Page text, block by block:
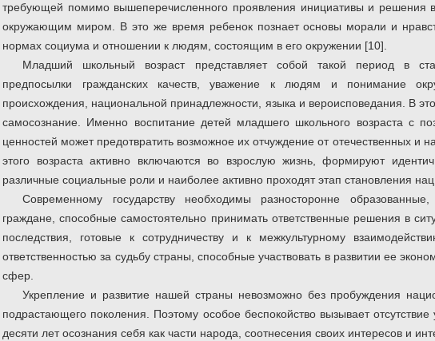
требующей помимо вышеперечисленного проявления инициативы и решения
окружающим миром. В это же время ребенок познает основы морали и
нормах социума и отношении к людям, состоящим в его окружении [10].
Младший школьный возраст представляет собой такой период в
предпосылки гражданских качеств, уважение к людям и понимание
происхождения, национальной принадлежности, языка и вероисповедания. В
самосознание. Именно воспитание детей младшего школьного возраста с
ценностей может предотвратить возможное их отчуждение от отечественных и
этого возраста активно включаются во взрослую жизнь, формируют
различные социальные роли и наиболее активно проходят этап становления
Современному государству необходимы разносторонне
граждане, способные самостоятельно принимать ответственные решения в
последствия, готовые к сотрудничеству и к межкультурному
ответственностью за судьбу страны, способные участвовать в развитии ее
сфер.
Укрепление и развитие нашей страны невозможно без пробуждения
подрастающего поколения. Поэтому особое беспокойство вызывает
десяти лет осознания себя как части народа, соотнесения своих интересов и